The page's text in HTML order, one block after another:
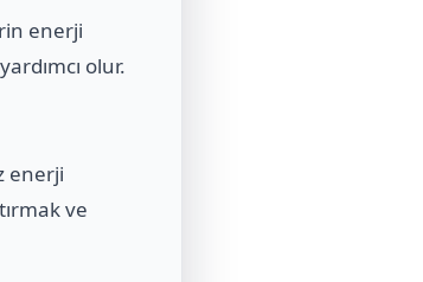
enerji
olur.
enerji
ve